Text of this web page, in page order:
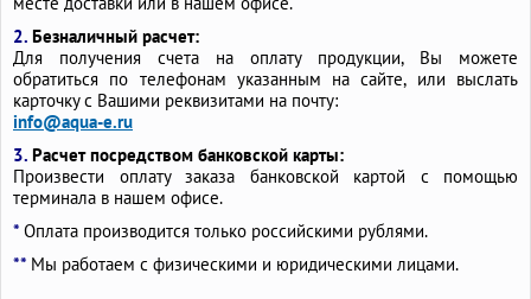
2. Безналичный расчет:
Для получения счета на оплату продукции, Вы можете
обратиться по телефонам указанным на сайте, или выслать
карточку с Вашими реквизитами на почту:
info@aqua-e.ru
3. Расчет посредством банковской карты:
Произвести оплату заказа банковской картой с помощью
терминала в нашем офисе.
* Оплата производится только российскими рублями.
** Мы работаем с физическими и юридическими лицами.